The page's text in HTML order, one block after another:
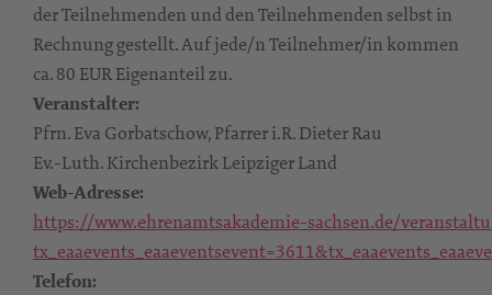
der Teilnehmenden und den Teilnehmenden selbst in
Rechnung gestellt. Auf jede/n Teilnehmer/in kommen
ca. 80 EUR Eigenanteil zu.
Veranstalter:
Pfrn. Eva Gorbatschow, Pfarrer i.R. Dieter Rau
Ev.-Luth. Kirchenbezirk Leipziger Land
Web-Adresse:
https://www.ehrenamtsakademie-sachsen.de/
Telefon: